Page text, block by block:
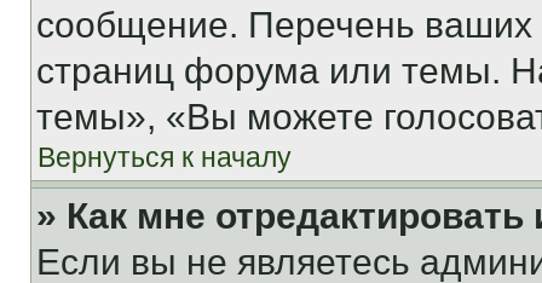
сообщение. Перечень ваших
страниц форума или темы.
темы», «Вы можете
Вернуться к началу
» Как мне
Если вы не являетесь